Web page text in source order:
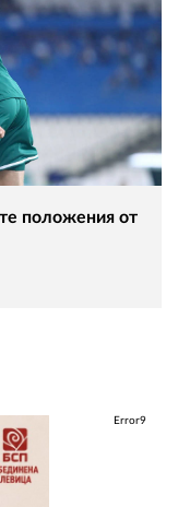
положения от
Error9